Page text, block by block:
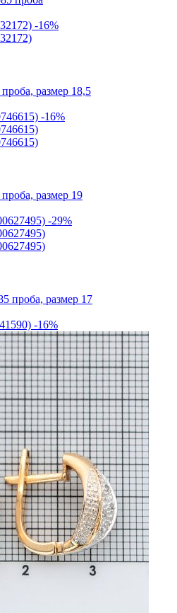
-16%
размер 18,5
-16%
размер 19
-29%
проба, размер 17
-16%